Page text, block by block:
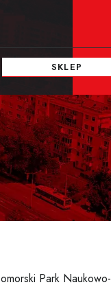
SKLEP
Park Naukowo-